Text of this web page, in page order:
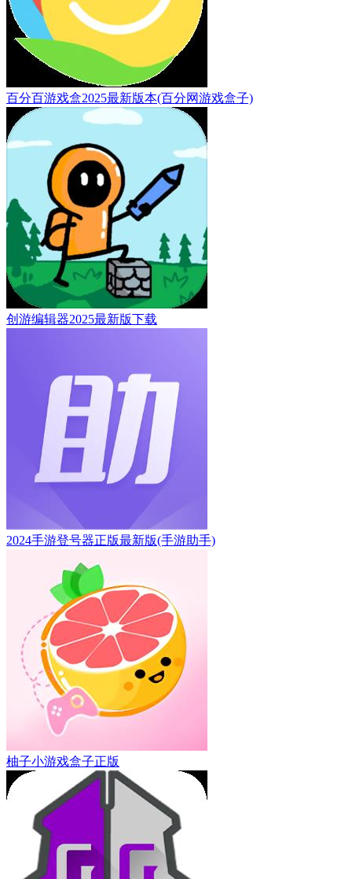
百分百游戏盒2025最新版本(百分网游戏盒子)
创游编辑器2025最新版下载
2024手游登号器正版最新版(手游助手)
柚子小游戏盒子正版